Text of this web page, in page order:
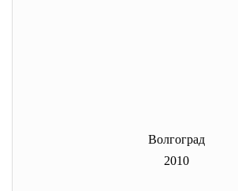
Волгоград
2010